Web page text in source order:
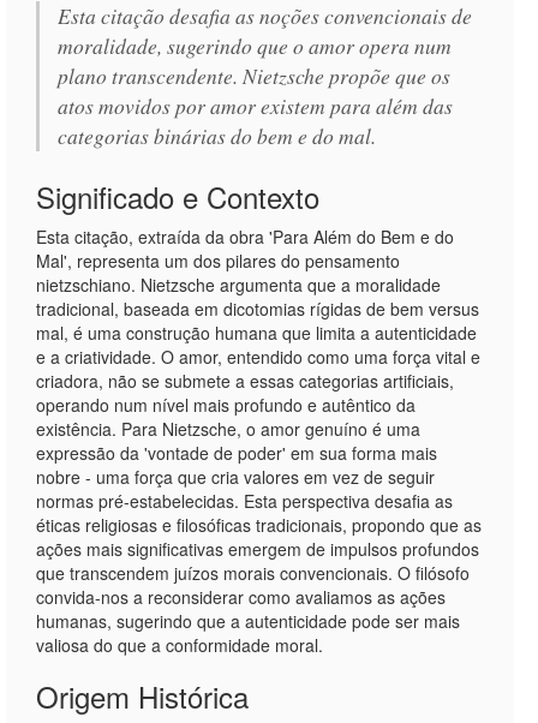
Esta citação desafia as noções convencionais de
moralidade, sugerindo que o amor opera num
plano transcendente. Nietzsche propõe que os
atos movidos por amor existem para além das
categorias binárias do bem e do mal.
Significado e Contexto
Esta citação, extraída da obra 'Para Além do Bem e do
Mal', representa um dos pilares do pensamento
nietzschiano. Nietzsche argumenta que a moralidade
tradicional, baseada em dicotomias rígidas de bem versus
mal, é uma construção humana que limita a autenticidade
e a criatividade. O amor, entendido como uma força vital e
criadora, não se submete a essas categorias artificiais,
operando num nível mais profundo e autêntico da
existência. Para Nietzsche, o amor genuíno é uma
expressão da 'vontade de poder' em sua forma mais
nobre - uma força que cria valores em vez de seguir
normas pré-estabelecidas. Esta perspectiva desafia as
éticas religiosas e filosóficas tradicionais, propondo que as
ações mais significativas emergem de impulsos profundos
que transcendem juízos morais convencionais. O filósofo
convida-nos a reconsiderar como avaliamos as ações
humanas, sugerindo que a autenticidade pode ser mais
valiosa do que a conformidade moral.
Origem Histórica